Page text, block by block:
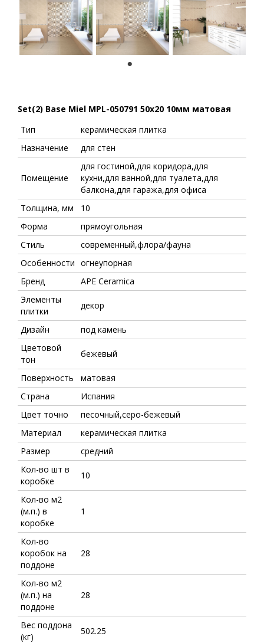
Set(2) Base Miel MPL-050791 50x20 10мм матовая
Тип
керамическая плитка
Назначение
для стен
Помещение
для гостиной,для коридора,для
кухни,для ванной,для туалета,для
балкона,для гаража,для офиса
Толщина, мм
10
Форма
прямоугольная
Стиль
современный,флора/фауна
Особенности огнеупорная
Бренд
APE Ceramica
Элементы
плитки
декор
Дизайн
под камень
Цветовой
тон
бежевый
Поверхность
матовая
Страна
Испания
Цвет точно
песочный,серо-бежевый
Материал
керамическая плитка
Размер
средний
Кол-во шт в
коробке
10
Кол-во м2
(м.п.) в
коробке
1
Кол-во
коробок на
поддоне
28
Кол-во м2
(м.п.) на
поддоне
28
Вес поддона
(кг)
502.25